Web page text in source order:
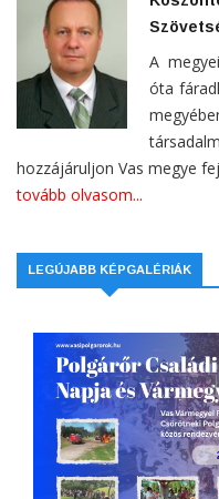
A
óta
hozzájáruljon Vas megye
tovább olvasom...
LEGÚJABB KÉPGALÉRIÁK